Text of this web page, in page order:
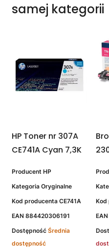
samej kategorii
HP Toner nr 307A
CE741A Cyan 7,3K
Producent HP
Kategoria Oryginalne
Kod producenta CE741A
EAN 884420306191
Dostępność Średnia
dostępność
Kod
EAN